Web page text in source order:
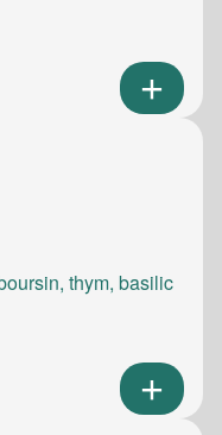
thym, basilic